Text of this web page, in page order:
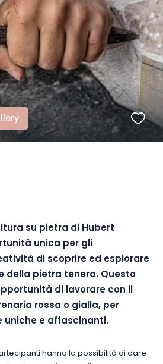
su pietra di Hubert
unica per gli
di scoprire ed esplorare
della pietra tenera. Questo
di lavorare con il
rossa o gialla, per
uniche e affascinanti.
hanno la possibilità di dare